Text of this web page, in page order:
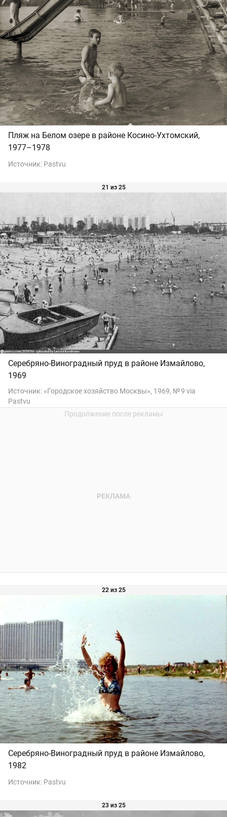
Пляж на Белом озере в районе Косино-Ухтомский,
1977–1978
Источник: Pastvu
21 из 25
Серебряно-Виноградный пруд в районе Измайлово,
1969
Источник: «Городское хозяйство Москвы», 1969, № 9 via
Pastvu
22 из 25
Серебряно-Виноградный пруд в районе Измайлово,
1982
Источник: Pastvu
23 из 25